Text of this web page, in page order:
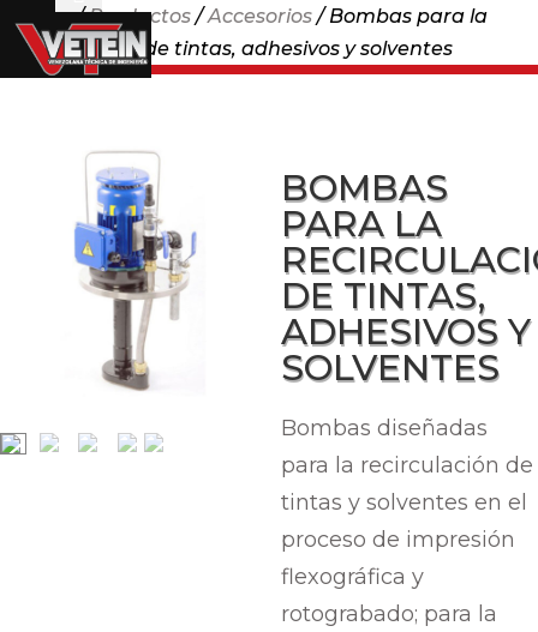
Home/Productos/Accesorios/ Bombas para la
recirculación de tintas, adhesivos y solventes
BOMBAS
PARA LA
DE TINTAS,
ADHESIVOS Y
SOLVENTES
Bombas diseñadas
para la recirculación de
tintas y solventes en el
proceso de impresión
flexográfica y
rotograbado; para la